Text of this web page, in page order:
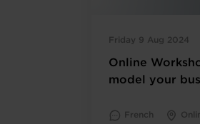
Friday 9 Aug 2024
Online
model your
French